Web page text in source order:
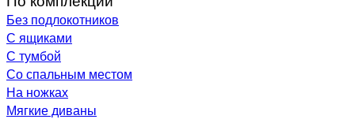
Без подлокотников
С ящиками
С тумбой
Со спальным местом
На ножках
Мягкие диваны